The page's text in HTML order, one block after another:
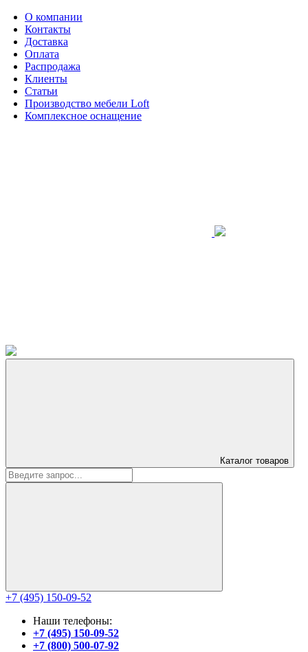
О компании
Контакты
Доставка
Оплата
Распродажа
Клиенты
Статьи
Производство мебели Loft
Комплексное оснащение
Каталог товаров
+7 (495) 150-09-52
Наши телефоны:
+7 (495) 150-09-52
+7 (800) 500-07-92